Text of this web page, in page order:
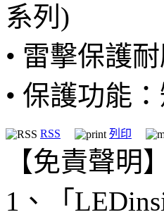
系列)
• 雷擊保護
• 保護功能
RSS 列印
【免責聲明】
1、「